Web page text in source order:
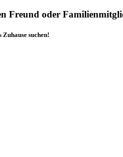
Freund oder
suchen!